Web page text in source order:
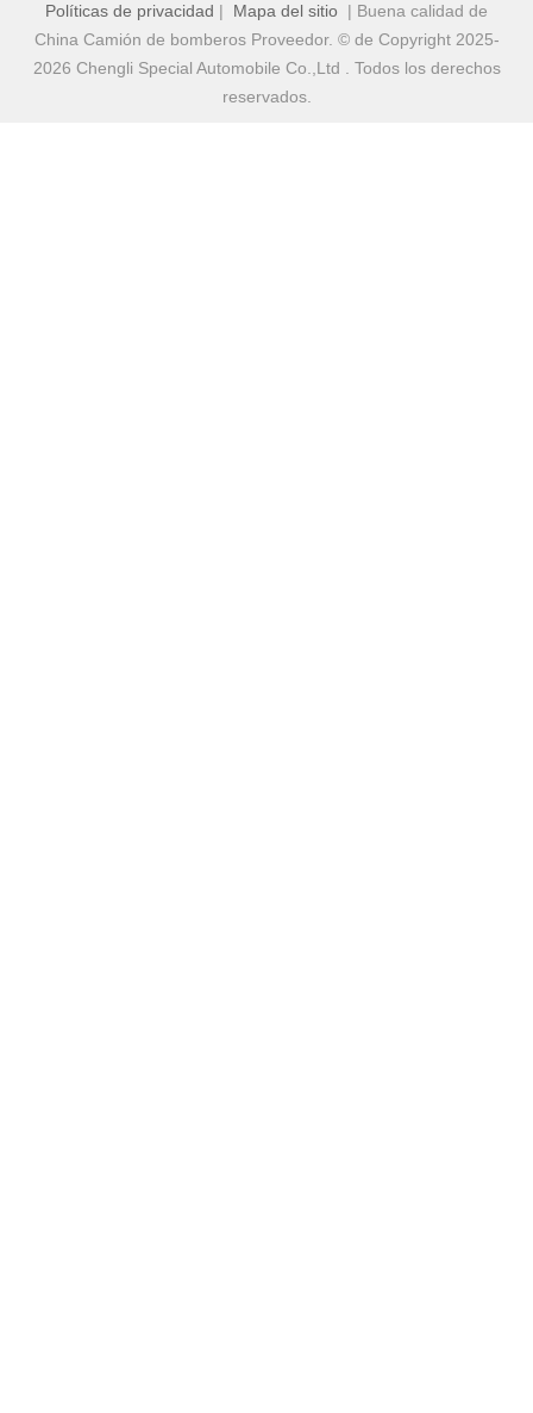
Políticas de privacidad | Mapa del sitio | Buena calidad de
China Camión de bomberos Proveedor. © de Copyright 2025-
2026 Chengli Special Automobile Co.,Ltd . Todos los derechos
reservados.